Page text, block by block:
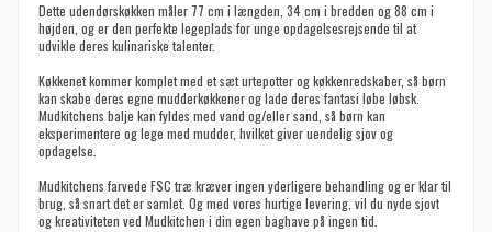
Dette udendørskøkken måler 77 cm i længden, 34 cm i bredden og 88 cm i
højden, og er den perfekte legeplads for unge opdagelsesrejsende til at
udvikle deres kulinariske talenter.
Køkkenet kommer komplet med et sæt urtepotter og køkkenredskaber, så børn
kan skabe deres egne mudderkøkkener og lade deres fantasi løbe løbsk.
Mudkitchens balje kan fyldes med vand og/eller sand, så børn kan
eksperimentere og lege med mudder, hvilket giver uendelig sjov og
opdagelse.
Mudkitchens farvede FSC træ kræver ingen yderligere behandling og er klar til
brug, så snart det er samlet. Og med vores hurtige levering, vil du nyde sjovt
og kreativiteten ved Mudkitchen i din egen baghave på ingen tid.